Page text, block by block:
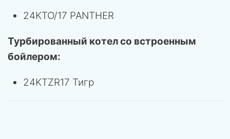
24KTO/17 PANTHER
Турбированный котел со встроенным
бойлером:
24KTZR17 Тигр